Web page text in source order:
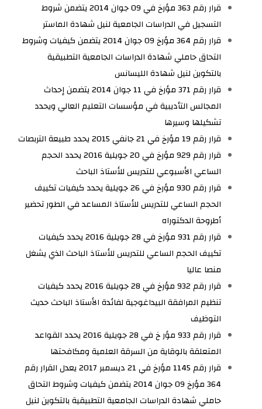
قرار رقم 363 مؤرخ في 09 جوان 2014 يتضمن شروط
التسجيل في الدراسات الجامعية لنيل شهادة الماستر
قرار رقم 364 مؤرخ 09 جوان 2014 يتضمن كيفيات وشروط
التحاق حاملي شهادة الدراسات الجامعية التطبيقية
بالتكوين لنيل شهادة الليسانس
قرار رقم 371 مؤرخ في 11 جوان 2014 يتضمن إحداث
المجالس التأديبية في مؤسسات التعليم العالي ويحدد
تشكيلها وسيرها
قرار رقم 19 مؤرخ في 21 جانفي 2015 يحدد طبيعة التربصات
قرار رقم 929 مؤرخ في 20 جويلية 2016 يحدد الحجم
الساعي الأسبوعي للتدريس للأستاذ الباحث
قرار رقم 930 مؤرخ في 26 جويلية يحدد كيفيات تكييف
الحجم الساعي للتدريس للأستاذ المساعد في الطور تحضير
أطروحة الدكتوراه
قرار رقم 931 مؤرخ في 28 جويلية 2016 يحدد كيفيات
تكييف الحجم الساعي للتدريس للأستاذ الباحث الذي يشغل
منصا عاليا
قرار رقم 932 مؤرخ في 28 جويلية 2016 يحدد كيفيات
تنظيم المرافقة البيداغوجية لفائدة الأستاذ الباحث حديث
التوظيف
قرار رقم 933 مؤر خ في 28 جويلية 2016 يحدد القواعد
المتعلقة بالوقاية من السرقة العلمية ومكافحتها
قرار رقم 1145 مؤرخ في 21 ديسمبر 2017 يعدل القرار رقم
364 مؤرخ 09 جوان 2014 يتضمن كيفيات وشروط التحاق
حاملي شهادة الدراسات الجامعية التطبيقية بالتكوين لنيل